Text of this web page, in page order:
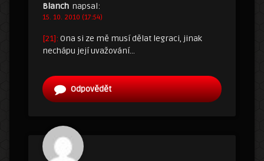
Blanch napsal:
15. 10. 2010 (17:54)
[21]: Ona si ze mě musí dělat legraci, jinak
nechápu její uvažování…
Odpovědět